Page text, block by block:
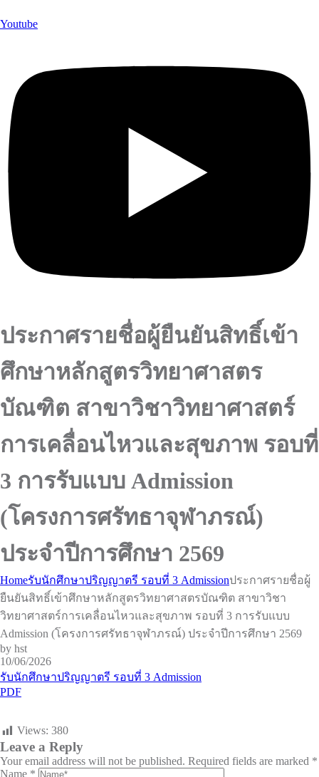
Youtube
ประกาศรายชื่อผู้ยืนยันสิทธิ์เข้า
ศึกษาหลักสูตรวิทยาศาสตร
บัณฑิต สาขาวิชาวิทยาศาสตร์
การเคลื่อนไหวและสุขภาพ รอบที่
3 การรับแบบ Admission
(โครงการศรัทธาจุฬาภรณ์)
ประจำปีการศึกษา 2569
Homeรับนักศึกษาปริญญาตรี รอบที่ 3 Admissionประกาศรายชื่อผู้
ยืนยันสิทธิ์เข้าศึกษาหลักสูตรวิทยาศาสตรบัณฑิต สาขาวิชา
วิทยาศาสตร์การเคลื่อนไหวและสุขภาพ รอบที่ 3 การรับแบบ
Admission (โครงการศรัทธาจุฬาภรณ์) ประจำปีการศึกษา 2569
by hst
10/06/2026
รับนักศึกษาปริญญาตรี รอบที่ 3 Admission
PDF
Views: 380
Leave a Reply
Your email address will not be published. Required fields are marked *
Name *